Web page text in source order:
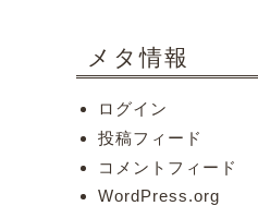
メタ情報
ログイン
投稿フィード
コメントフィード
WordPress.org